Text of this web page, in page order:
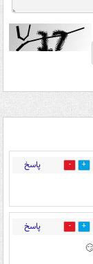
6 پاسخ
1 پاسخ